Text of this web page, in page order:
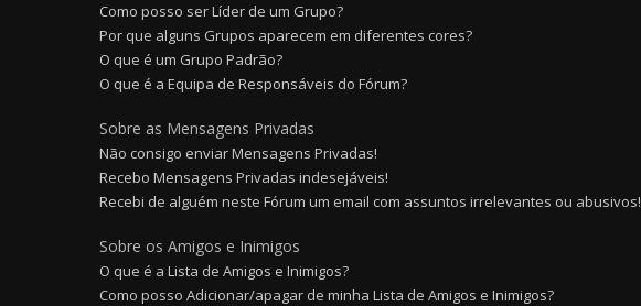
Como posso ser Líder de um Grupo?
Por que alguns Grupos aparecem em diferentes cores?
O que é um Grupo Padrão?
O que é a Equipa de Responsáveis do Fórum?
Sobre as Mensagens Privadas
Não consigo enviar Mensagens Privadas!
Recebo Mensagens Privadas indesejáveis!
Recebi de alguém neste Fórum um email com assuntos irrelevantes ou abusivos!
Sobre os Amigos e Inimigos
O que é a Lista de Amigos e Inimigos?
Como posso Adicionar/apagar de minha Lista de Amigos e Inimigos?